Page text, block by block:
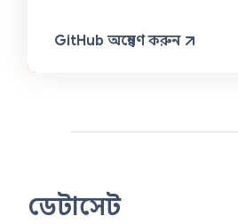
GitHub অন্বেষণ করুন
ডেটাসেট